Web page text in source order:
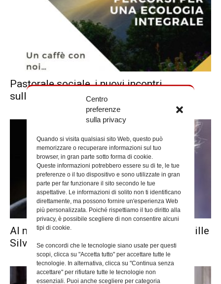
Centro
preferenze
sulla privacy
Quando si visita qualsiasi sito Web, questo può
memorizzare o recuperare informazioni sul tuo
browser, in gran parte sotto forma di cookie.
Queste informazioni potrebbero essere su di te, le tue
preferenze o il tuo dispositivo e sono utilizzate in gran
parte per far funzionare il sito secondo le tue
aspettative. Le informazioni di solito non ti identificano
direttamente, ma possono fornire un'esperienza Web
più personalizzata. Poiché rispettiamo il tuo diritto alla
privacy, è possibile scegliere di non consentire alcuni
tipi di cookie.
Se concordi che le tecnologie siano usate per questi
scopi, clicca su "Accetta tutto" per accettare tutte le
tecnologie. In alternativa, clicca su "Continua senza
accettare" per rifiutare tutte le tecnologie non
essenziali. Puoi anche scegliere per categoria
Pastorale sociale, i nuovi incontri
sull’ecologia integrale
Al maestro Nicola Piovani il Premio Achille
Silvestrini 2024